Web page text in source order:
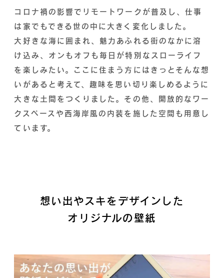
コロナ禍の影響でリモートワークが普及し、仕事
は家でもできる世の中に大きく変化しました。
大好きな海に囲まれ、魅力あふれる街のなかに溶
け込み、オンもオフも毎日が特別なスローライフ
を楽しみたい。ここに住まう方にはきっとそんな想
いがあると考えて、趣味を思い切り楽しめるように
大きな土間をつくりました。その他、開放的なワー
クスペースや西海岸風の内装を施した空間も用意し
ています。
想い出やスキをデザインした
オリジナルの壁紙